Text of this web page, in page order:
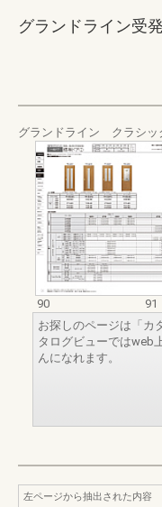
グランドライン受
グランドライン クラシ
90
91
お探しのページは「カ
タログビューではweb
んになれます。
左ページから抽出された内容